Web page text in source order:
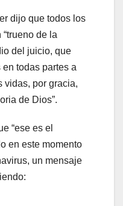
dijo que todos los
de la
del juicio, que
en todas partes a
vidas, por gracia,
de Dios”.
“ese es el
en este momento
un mensaje